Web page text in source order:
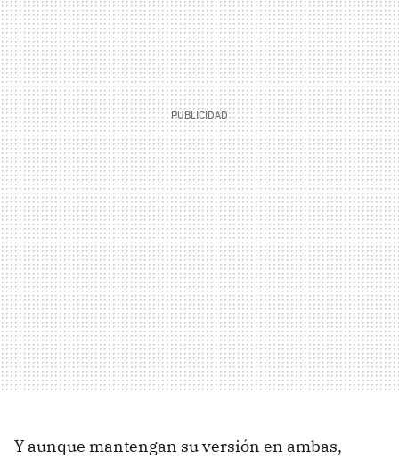
Y aunque mantengan su versión en ambas,